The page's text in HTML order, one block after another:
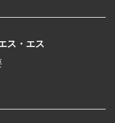
ス・エス